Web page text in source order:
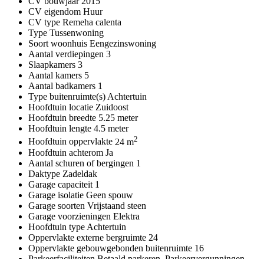
CV eigendom Huur
CV type Remeha calenta
Type Tussenwoning
Soort woonhuis Eengezinswoning
Aantal verdiepingen 3
Slaapkamers 3
Aantal kamers 5
Aantal badkamers 1
Type buitenruimte(s) Achtertuin
Hoofdtuin locatie Zuidoost
Hoofdtuin breedte 5.25 meter
Hoofdtuin lengte 4.5 meter
Hoofdtuin oppervlakte 24 m2
Hoofdtuin achterom Ja
Aantal schuren of bergingen 1
Daktype Zadeldak
Garage capaciteit 1
Garage isolatie Geen spouw
Garage soorten Vrijstaand steen
Garage voorzieningen Elektra
Hoofdtuin type Achtertuin
Oppervlakte externe bergruimte 24
Oppervlakte gebouwgebonden buitenruimte 16